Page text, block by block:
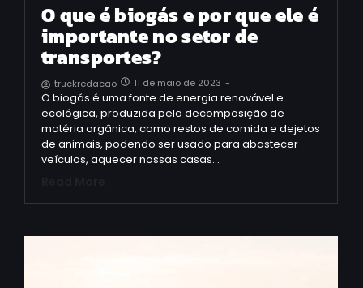
O que é biogás e por que ele é
importante no setor de
transportes?
truckredacao 11 de maio de 2023 -
O biogás é uma fonte de energia renovável e
ecológica, produzida pela decomposição de
matéria orgânica, como restos de comida e dejetos
de animais, podendo ser usado para abastecer
veículos, aquecer nossas casas…